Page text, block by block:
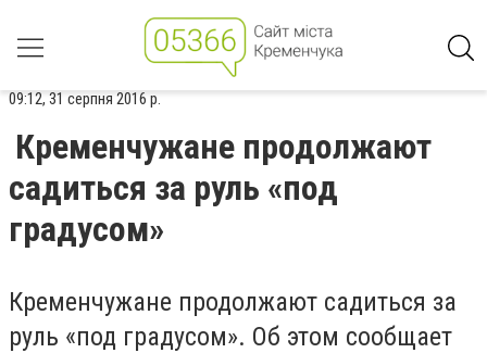
09:12, 31 серпня 2016 р.
Кременчужане продолжают
садиться за руль «под
градусом»
Кременчужане продолжают садиться за
руль «под градусом». Об этом сообщает